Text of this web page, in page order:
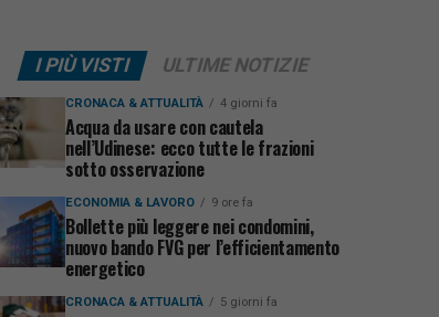
I PIÙ VISTI ULTIME NOTIZIE
CRONACA & ATTUALITÀ 4 giorni fa
Acqua da usare con cautela
nell’Udinese: ecco tutte le frazioni
sotto osservazione
ECONOMIA & LAVORO 9 ore fa
Bollette più leggere nei condomini,
nuovo bando FVG per l’efficientamento
energetico
CRONACA & ATTUALITÀ 5 giorni fa